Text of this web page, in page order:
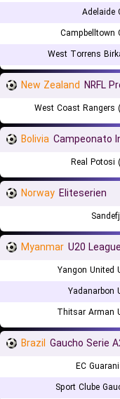
Adelaide
Campbelltown
West Torrens
New Zealand NRFL
West Coast Rangers
Bolivia Campeonato
Real Potosi
Norway Eliteserien
Myanmar U20 League
Yangon United
Yadanarbon
Thitsar Arman
Brazil Gaucho Serie
EC
Sport Clube